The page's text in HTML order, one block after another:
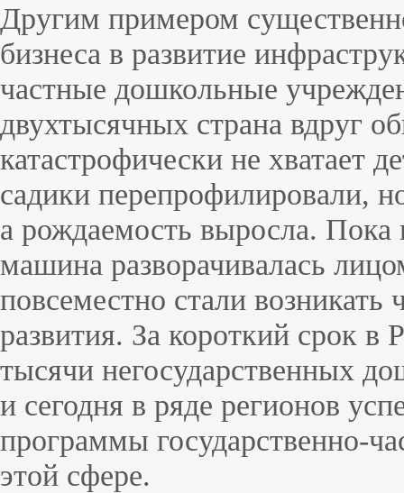
Другим примером
бизнеса в развитие
частные дошкольные
двухтысячных страна вдруг
катастрофически не хватает
садики перепрофилировали,
а рождаемость выросла. Пока
машина разворачивалась
повсеместно стали
развития. За короткий срок в
тысячи негосударственных
и сегодня в ряде регионов
программы государственно-
этой сфере.